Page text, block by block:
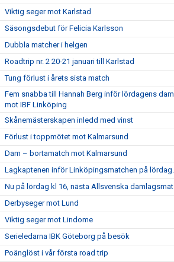
Viktig seger mot Karlstad
Säsongsdebut för Felicia Karlsson
Dubbla matcher i helgen
Roadtrip nr. 2 20-21 januari till Karlstad
Tung förlust i årets sista match
Fem snabba till Hannah Berg inför lördagens
mot IBF Linköping
Skånemästerskapen inledd med vinst
Förlust i toppmötet mot Kalmarsund
Dam – bortamatch mot Kalmarsund
Lagkaptenen inför Linköpingsmatchen på lördag.
Nu på lördag kl 16, nästa Allsvenska
Derbyseger mot Lund
Viktig seger mot Lindome
Serieledarna IBK Göteborg på besök
Poänglöst i vår första road trip